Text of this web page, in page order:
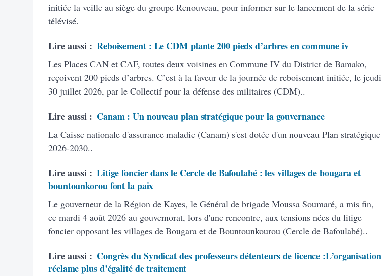
initiée la veille au siège du groupe Renouveau, pour informer sur le lancement de la série
télévisé.
Lire aussi : Reboisement : Le CDM plante 200 pieds d’arbres en commune iv
Les Places CAN et CAF, toutes deux voisines en Commune IV du District de Bamako,
reçoivent 200 pieds d’arbres. C’est à la faveur de la journée de reboisement initiée, le jeudi
30 juillet 2026, par le Collectif pour la défense des militaires (CDM)..
Lire aussi : Canam : Un nouveau plan stratégique pour la gouvernance
La Caisse nationale d'assurance maladie (Canam) s'est dotée d'un nouveau Plan stratégique
2026-2030..
Lire aussi : Litige foncier dans le Cercle de Bafoulabé : les villages de bougara et
bountounkorou font la paix
Le gouverneur de la Région de Kayes, le Général de brigade Moussa Soumaré, a mis fin,
ce mardi 4 août 2026 au gouvernorat, lors d'une rencontre, aux tensions nées du litige
foncier opposant les villages de Bougara et de Bountounkourou (Cercle de Bafoulabé)..
Lire aussi : Congrès du Syndicat des professeurs détenteurs de licence :L’organisation
réclame plus d’égalité de traitement